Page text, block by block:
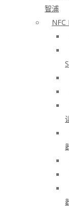
智浦
NFC